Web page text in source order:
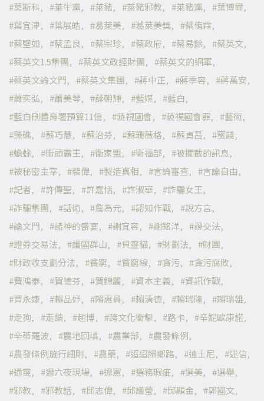
莫斯科
萊牛黨 萊豬 萊豬邪教 萊豬黨
葉博爾
葉宜津
葉展皓 葛萊美 葛萊美獎
蔡侑霖
蔡壁如
蔡孟良 蔡宗珍 蔡政府 蔡易餘
蔡英文
蔡英文1.5集團
蔡英文政經財團
蔡英文的網軍
蔡英文論文門
蔡英文集團 蔣中正 蔣季容
蔣萬安
蕭奕弘
蕭美琴 薛朝輝 藍媒
藍白
藍白刪體育署預算11億
藐視國會 藐視國會罪
藝術
藻礁
蘇巧慧 蘇治芬 蘇珊薇格 蘇貞昌
蜜餞
蟾蜍
街頭霸王 衛家盟 衛福部
被攔截的訊息
被秘密主宰
裴偉 製造真相 言論審查
言論自由
記者
許傳聖 許嘉恬 許淑華
詐騙女王
詐騙集團
話術 詹為元 認知作戰
說方言
論文門
諸神的盛宴 謝宜容 謝銘洋
證交法
證券交易法
護國群山 貝靈貓 財劃法
財團
財政收支劃分法
貧窮 貧窮線 貪污
貪污腐敗
費鴻泰
賀德芬 賀錦麗 資本主義
資訊作戰
賈永婕
賴品妤 賴惠員 賴清德 賴瑞隆
賴瑞雄
走狗
走讀 趙博 跨文化衝擊 路卡
辛妮歐康諾
辛蒂羅波
農地回填 農業部
農發條例
農發條例施行細則
農藥 迢迢歸鄉路 迪士尼
迷信
通靈
週六夜現場 違憲 選務瑕疵 選美
選舉
邪教
邪教話 邱志偉 邱議瑩 邱顯金
郭國文